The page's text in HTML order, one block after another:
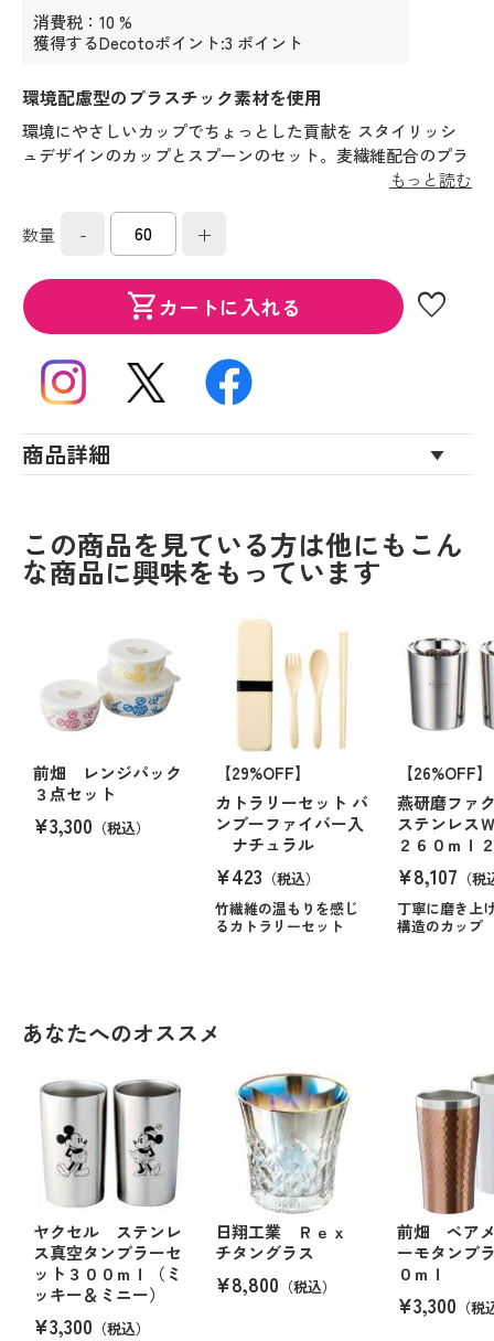
消費税：10 %
獲得するDecotoポイント:3 ポイント
環境配慮型のプラスチック素材を使用
環境にやさしいカップでちょっとした貢献を スタイリッシ
ュデザインのカップとスプーンのセット。麦繊維配合のプラ
もっと読む
数量 - +
shopping_cartカートに入れる favorite
商品詳細
この商品を見ている方は他にもこん
な商品に興味をもっています
前畑 レンジパック
３点セット
¥3,300 （税込）
【29%OFF】
カトラリーセット バ
ンブーファイバー入
ナチュラル
¥423 （税込）
竹繊維の温もりを感じ
るカトラリーセット
【26%OFF】
燕研磨ファ
ステンレス
２６０ｍｌ
¥8,107 （
丁寧に磨き上
構造のカップ
あなたへのオススメ
ヤクセル ステンレ
ス真空タンブラーセ
ット３００ｍｌ（ミ
ッキー＆ミニー）
¥3,300 （税込）
日翔工業 Ｒｅｘ
チタングラス
¥8,800 （税込）
前畑 ペア
ーモタンブ
０ｍｌ
¥3,300 （税